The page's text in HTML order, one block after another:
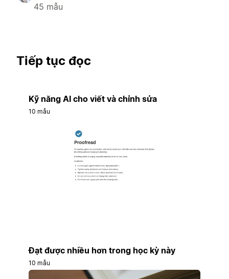
45 mẫu
Tiếp tục đọc
Kỹ năng AI cho viết và chỉnh sửa
10 mẫu
Đạt được nhiều hơn trong học kỳ này
10 mẫu